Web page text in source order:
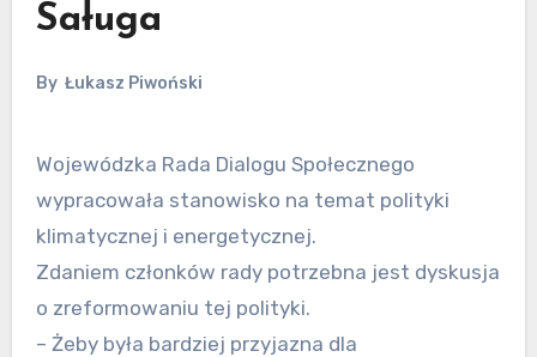
Saługa
By Łukasz Piwoński
Wojewódzka Rada Dialogu Społecznego
wypracowała stanowisko na temat polityki
klimatycznej i energetycznej.
Zdaniem członków rady potrzebna jest dyskusja
o zreformowaniu tej polityki.
– Żeby była bardziej przyjazna dla